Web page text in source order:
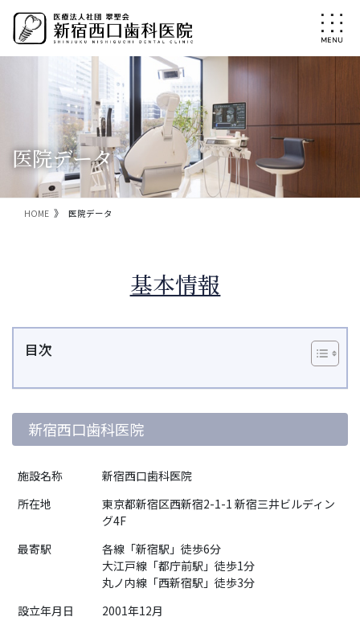
ン
ー
医院データ
HOME 医院データ
基本情報
目次
新宿西口歯科医院
施設名称
新宿西口歯科医院
所在地
東京都新宿区西新宿2-1-1 新宿三井ビルディン
グ4F
最寄駅
各線「新宿駅」徒歩6分
大江戸線「都庁前駅」徒歩1分
丸ノ内線「西新宿駅」徒歩3分
設立年月日
2001年12月